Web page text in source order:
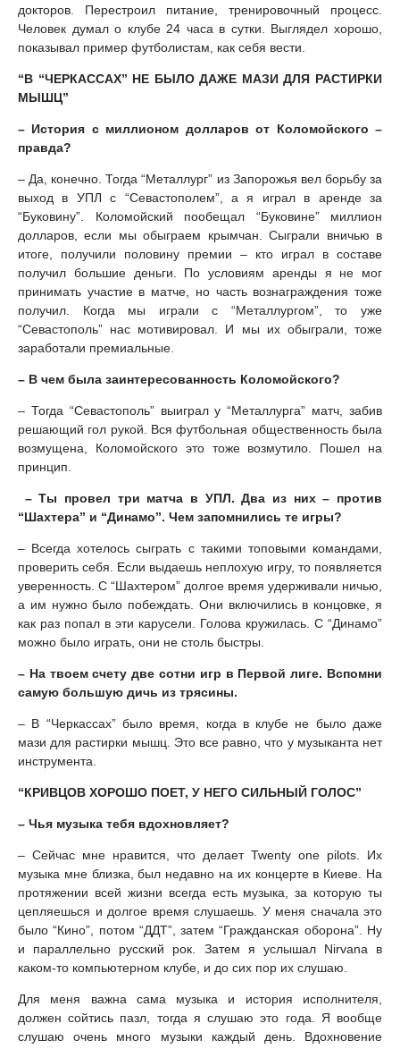
докторов. Перестроил питание, тренировочный процесс.
Человек думал о клубе 24 часа в сутки. Выглядел хорошо,
показывал пример футболистам, как себя вести.
“В “ЧЕРКАССАХ” НЕ БЫЛО ДАЖЕ МАЗИ ДЛЯ РАСТИРКИ
МЫШЦ”
– История с миллионом долларов от Коломойского –
правда?
– Да, конечно. Тогда “Металлург” из Запорожья вел борьбу за
выход в УПЛ с “Севастополем”, а я играл в аренде за
“Буковину”. Коломойский пообещал “Буковине” миллион
долларов, если мы обыграем крымчан. Сыграли вничью в
итоге, получили половину премии – кто играл в составе
получил большие деньги. По условиям аренды я не мог
принимать участие в матче, но часть вознаграждения тоже
получил. Когда мы играли с “Металлургом”, то уже
“Севастополь” нас мотивировал. И мы их обыграли, тоже
заработали премиальные.
– В чем была заинтересованность Коломойского?
– Тогда “Севастополь” выиграл у “Металлурга” матч, забив
решающий гол рукой. Вся футбольная общественность была
возмущена, Коломойского это тоже возмутило. Пошел на
принцип.
– Ты провел три матча в УПЛ. Два из них – против
“Шахтера” и “Динамо”. Чем запомнились те игры?
– Всегда хотелось сыграть с такими топовыми командами,
проверить себя. Если выдаешь неплохую игру, то появляется
уверенность. С “Шахтером” долгое время удерживали ничью,
а им нужно было побеждать. Они включились в концовке, я
как раз попал в эти карусели. Голова кружилась. С “Динамо”
можно было играть, они не столь быстры.
– На твоем счету две сотни игр в Первой лиге. Вспомни
самую большую дичь из трясины.
– В “Черкассах” было время, когда в клубе не было даже
мази для растирки мышц. Это все равно, что у музыканта нет
инструмента.
“КРИВЦОВ ХОРОШО ПОЕТ, У НЕГО СИЛЬНЫЙ ГОЛОС”
– Чья музыка тебя вдохновляет?
– Сейчас мне нравится, что делает Twenty one pilots. Их
музыка мне близка, был недавно на их концерте в Киеве. На
протяжении всей жизни всегда есть музыка, за которую ты
цепляешься и долгое время слушаешь. У меня сначала это
было “Кино”, потом “ДДТ”, затем “Гражданская оборона”. Ну
и параллельно русский рок. Затем я услышал Nirvana в
каком-то компьютерном клубе, и до сих пор их слушаю.
Для меня важна сама музыка и история исполнителя,
должен сойтись пазл, тогда я слушаю это года. Я вообще
слушаю очень много музыки каждый день. Вдохновение